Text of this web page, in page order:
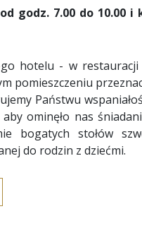
godz. 7.00 do 10.00 i
hotelu - w
pomieszczeniu
Państwu
ominęło nas
bogatych stołów
do rodzin z dziećmi.